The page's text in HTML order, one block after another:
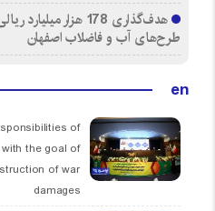
هدف‌گذاری 178 هزار
طرح‌های آب و فاضلاب اصفهان
en
of
the goal of
of war
damages